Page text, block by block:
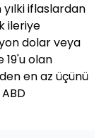
iflaslardan
ileriye
dolar veya
19'u olan
en az üçünü